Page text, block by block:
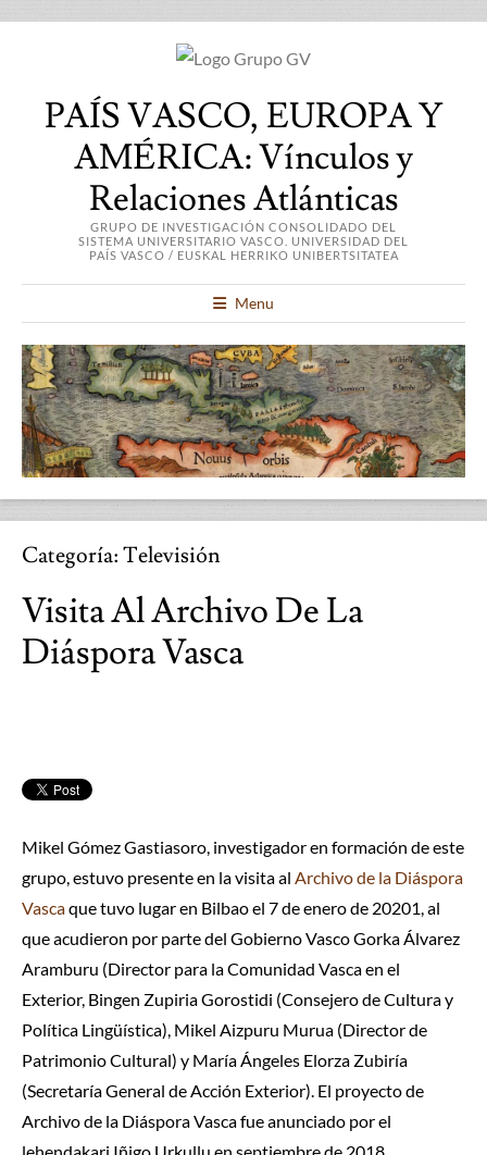
PAÍS VASCO, EUROPA Y
AMÉRICA: Vínculos y
Relaciones Atlánticas
GRUPO DE INVESTIGACIÓN CONSOLIDADO DEL
SISTEMA UNIVERSITARIO VASCO. UNIVERSIDAD DEL
PAÍS VASCO / EUSKAL HERRIKO UNIBERTSITATEA
Menu
Categoría:Televisión
Visita Al Archivo De La
Diáspora Vasca
Mikel Gómez Gastiasoro, investigador en formación de este
grupo, estuvo presente en la visita al Archivo de la Diáspora
Vascaque tuvo lugar en Bilbao el 7 de enero de 20201, al
que acudieron por parte del Gobierno Vasco Gorka Álvarez
Aramburu (Director para la Comunidad Vasca en el
Exterior, Bingen Zupiria Gorostidi (Consejero de Cultura y
Política Lingüística), Mikel Aizpuru Murua (Director de
Patrimonio Cultural) y María Ángeles Elorza Zubiría
(Secretaría General de Acción Exterior). El proyecto de
Archivo de la Diáspora Vasca fue anunciado por el